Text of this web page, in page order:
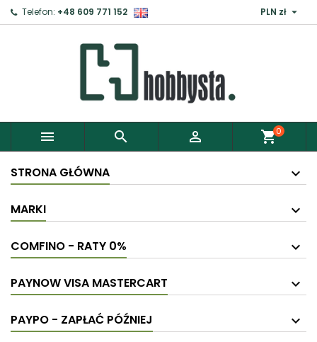
Telefon: +48 609 771 152 PLN zł 
   shopping_cart0
STRONA GŁÓWNA
MARKI
COMFINO - RATY 0%
PAYNOW VISA MASTERCART
PAYPO - ZAPŁAĆ PÓŹNIEJ
Zaloguj ×
Aby zapisać produkty do Schowka, musisz się
Anuluj Zaloguj